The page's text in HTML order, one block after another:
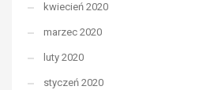
kwiecień 2020
marzec 2020
luty 2020
styczeń 2020